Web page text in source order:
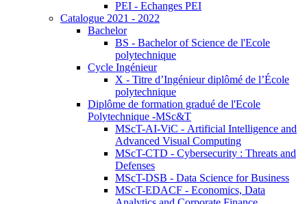
PEI - Echanges PEI
Catalogue 2021 - 2022
Bachelor
BS - Bachelor of Science de l'Ecole
polytechnique
Cycle Ingénieur
X - Titre d’Ingénieur diplômé de l’École
polytechnique
Diplôme de formation gradué de l'Ecole
Polytechnique -MSc&T
MScT-AI-ViC - Artificial Intelligence and
Advanced Visual Computing
MScT-CTD - Cybersecurity : Threats and
Defenses
MScT-DSB - Data Science for Business
MScT-EDACF - Economics, Data